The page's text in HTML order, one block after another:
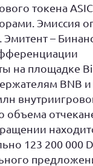
токена
Эмиссия
Эмитент –
на площадке
BNB и
объема
123 200 000